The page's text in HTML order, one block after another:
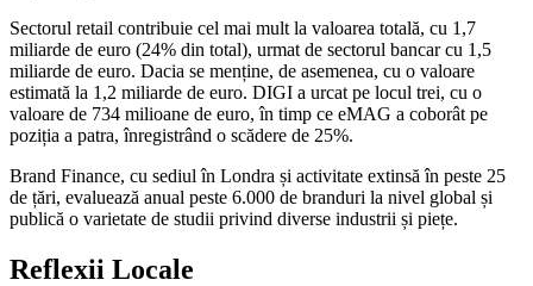
Sectorul retail contribuie cel mai mult la valoarea totală, cu 1,7
miliarde de euro (24% din total), urmat de sectorul bancar cu 1,5
miliarde de euro. Dacia se menține, de asemenea, cu o valoare
estimată la 1,2 miliarde de euro. DIGI a urcat pe locul trei, cu o
valoare de 734 milioane de euro, în timp ce eMAG a coborât pe
poziția a patra, înregistrând o scădere de 25%.
Brand Finance, cu sediul în Londra și activitate extinsă în peste 25
de țări, evaluează anual peste 6.000 de branduri la nivel global și
publică o varietate de studii privind diverse industrii și piețe.
Reflexii Locale